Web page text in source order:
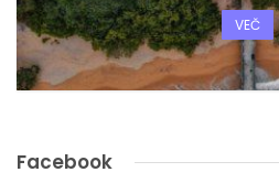
VEČ
Facebook